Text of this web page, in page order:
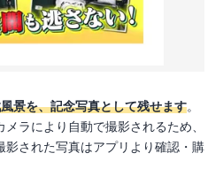
景を、記念写真として残せます。
ラにより自動で撮影されるため、
影された写真はアプリより確認・購